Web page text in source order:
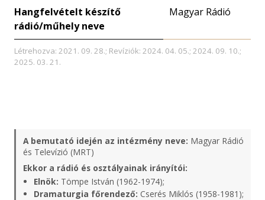
Hangfelvételt készítő
rádió/műhely neve
Magyar Rádió
Létrehozva: 2021. 09. 28.; Revíziók: 2024. 04. 05.; 2024. 09. 10.;
2025. 03. 21.
A bemutató idején az intézmény neve: Magyar Rádió
és Televízió (MRT)
Ekkor a rádió és osztályainak irányítói:
Elnök: Tömpe István (1962-1974);
Dramaturgia főrendező: Cserés Miklós (1958-1981);